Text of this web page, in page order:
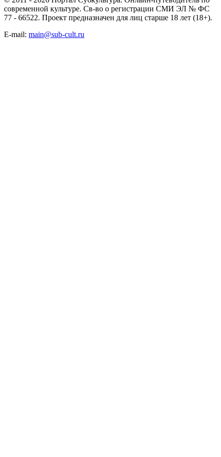
современной культуре. Св-во о регистрации СМИ ЭЛ № ФС
77 - 66522. Проект предназначен для лиц старше 18 лет (18+).
E-mail: main@sub-cult.ru